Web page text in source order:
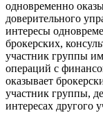
одновременно
доверительного
интересы
брокерских,
участник группы
операций с
оказывает
участник группы,
интересах другого